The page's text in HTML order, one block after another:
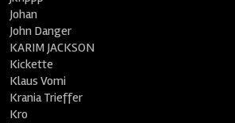
Johan
John Danger
KARIM JACKSON
Kickette
Klaus Vomi
Krania Trieffer
Kro